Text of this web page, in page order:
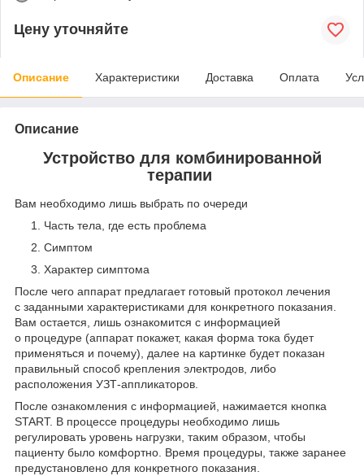
Цену уточняйте
Описание Характеристики Доставка Оплата
Описание
Устройство для комбинированной
терапии
Вам необходимо лишь выбрать по очереди
Часть тела, где есть проблема
Симптом
Характер симптома
После чего аппарат предлагает готовый протокол лечения
с заданными характеристиками для конкретного показания.
Вам остается, лишь ознакомится с информацией
о процедуре (аппарат покажет, какая форма тока будет
применяться и почему), далее на картинке будет показан
правильный способ крепления электродов, либо
расположения УЗТ-аппликаторов.
После ознакомления с информацией, нажимается кнопка
START. В процессе процедуры необходимо лишь
регулировать уровень нагрузки, таким образом, чтобы
пациенту было комфортно. Время процедуры, также заранее
предустановлено для конкретного показания.